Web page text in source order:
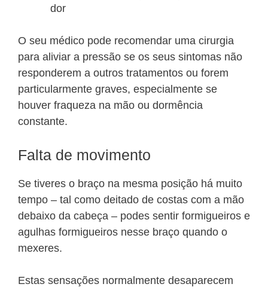
dor
O seu médico pode recomendar uma cirurgia
para aliviar a pressão se os seus sintomas não
responderem a outros tratamentos ou forem
particularmente graves, especialmente se
houver fraqueza na mão ou dormência
constante.
Falta de movimento
Se tiveres o braço na mesma posição há muito
tempo – tal como deitado de costas com a mão
debaixo da cabeça – podes sentir formigueiros e
agulhas formigueiros nesse braço quando o
mexeres.
Estas sensações normalmente desaparecem